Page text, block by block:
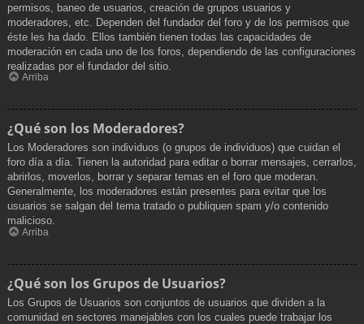
permisos, baneo de usuarios, creación de grupos usuarios y
moderadores, etc. Dependen del fundador del foro y de los permisos que
éste les ha dado. Ellos también tienen todas las capacidades de
moderación en cada uno de los foros, dependiendo de las configuraciones
realizadas por el fundador del sitio.
Arriba
¿Qué son los Moderadores?
Los Moderadores son individuos (o grupos de individuos) que cuidan el
foro día a día. Tienen la autoridad para editar o borrar mensajes, cerrarlos,
abrirlos, moverlos, borrar y separar temas en el foro que moderan.
Generalmente, los moderadores están presentes para evitar que los
usuarios se salgan del tema tratado o publiquen spam y/o contenido
malicioso.
Arriba
¿Qué son los Grupos de Usuarios?
Los Grupos de Usuarios son conjuntos de usuarios que dividen a la
comunidad en sectores manejables con los cuales puede trabajar los